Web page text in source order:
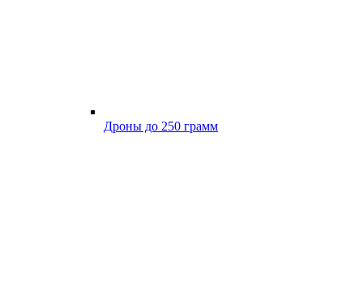
Дроны до 250 грамм